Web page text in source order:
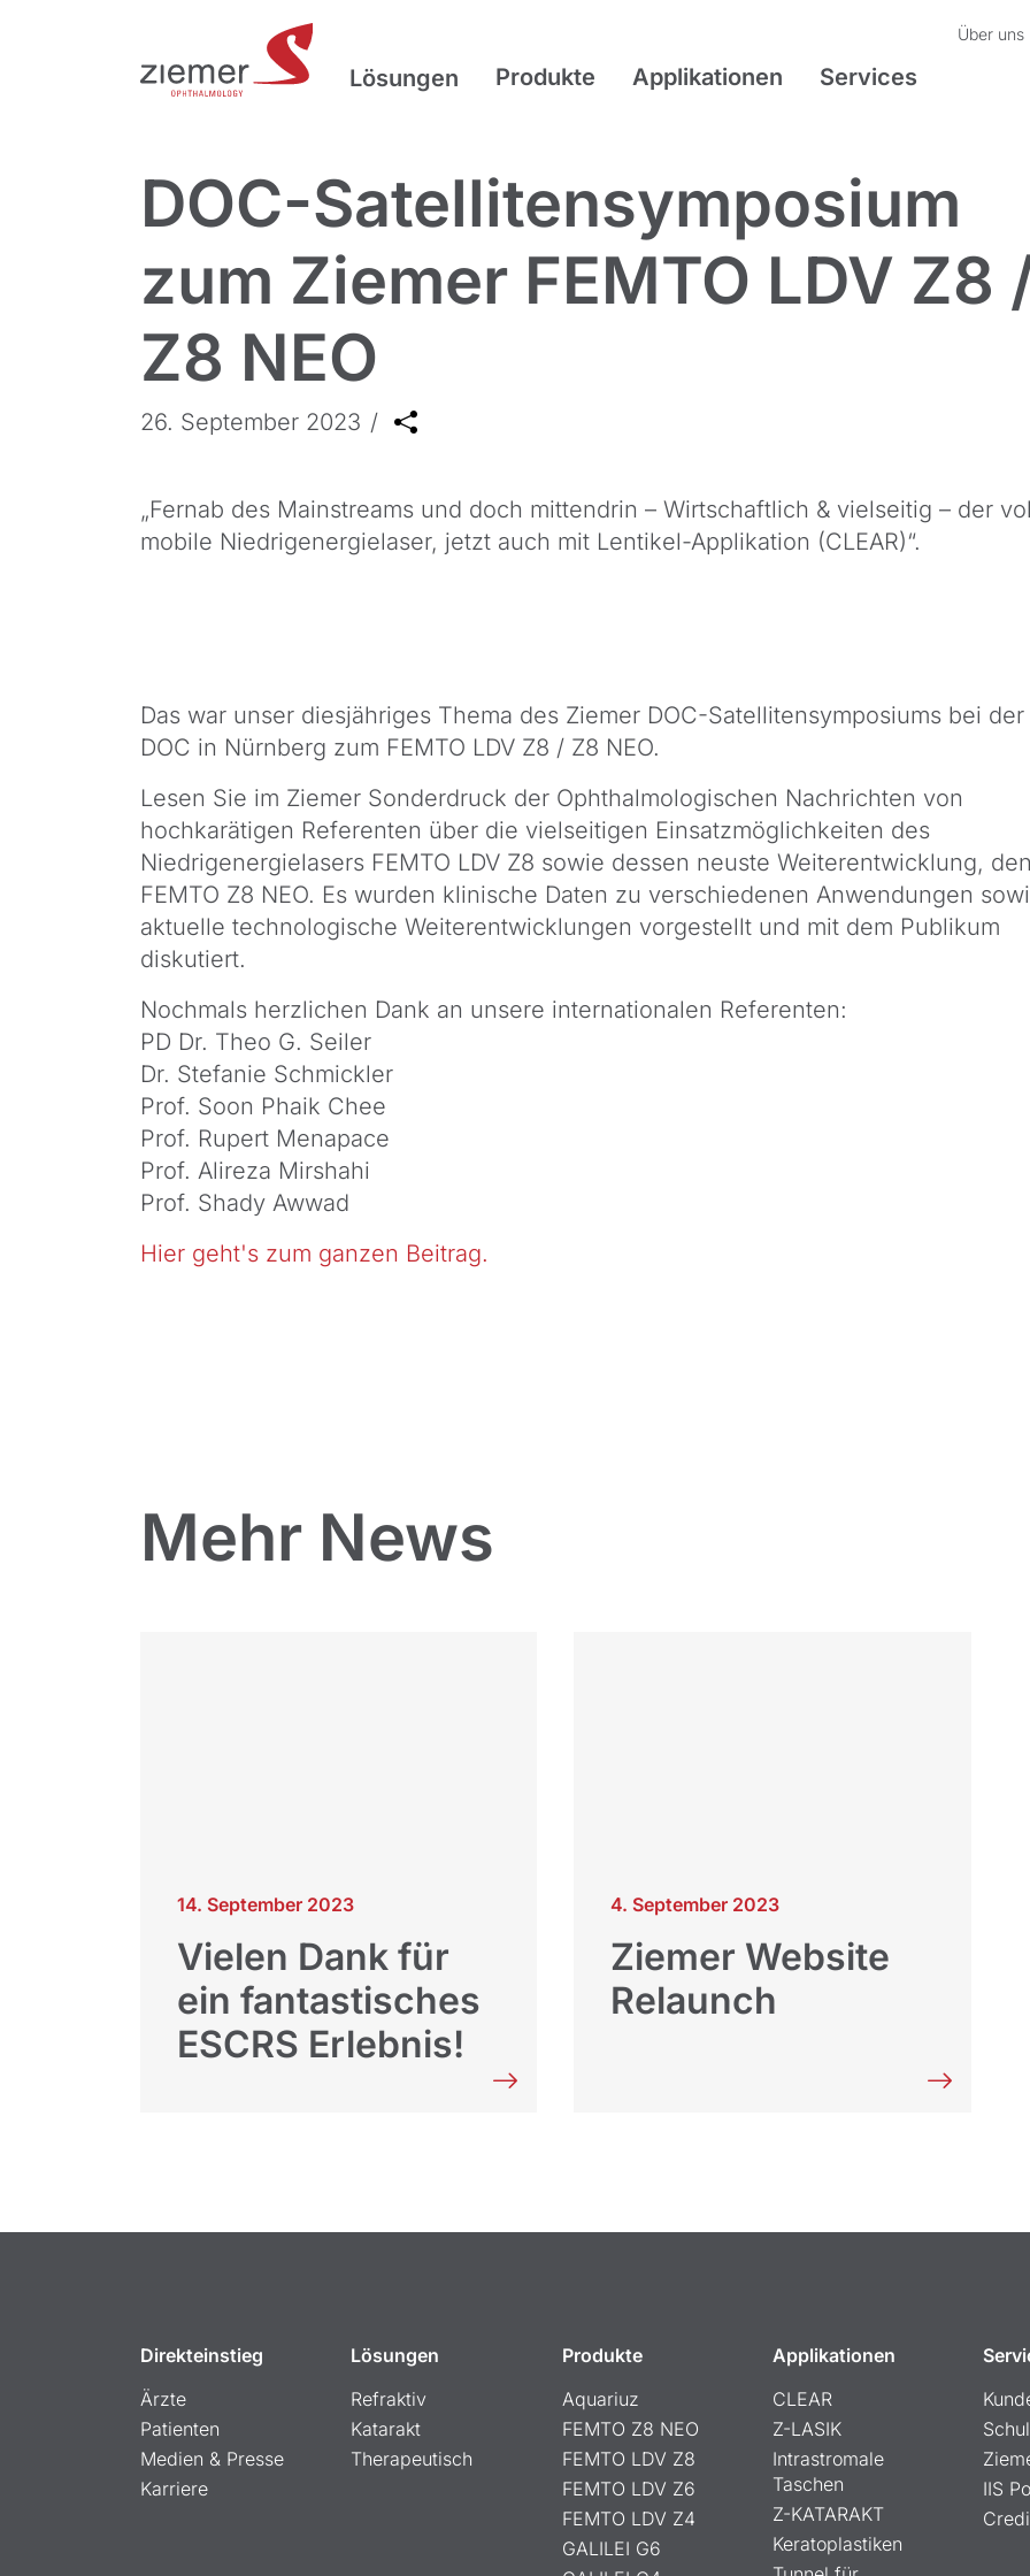
Über uns
Lösungen Produkte Applikationen Services
DOC-Satellitensymposium
zum Ziemer FEMTO LDV Z8
Z8 NEO
26. September 2023
„Fernab des Mainstreams und doch mittendrin – Wirtschaftlich & vielseitig – der
mobile Niedrigenergielaser, jetzt auch mit Lentikel-Applikation (CLEAR)“.
Das war unser diesjähriges Thema des Ziemer DOC-Satellitensymposiums bei der
DOC in Nürnberg zum FEMTO LDV Z8 / Z8 NEO.
Lesen Sie im Ziemer Sonderdruck der Ophthalmologischen Nachrichten von
hochkarätigen Referenten über die vielseitigen Einsatzmöglichkeiten des
Niedrigenergielasers FEMTO LDV Z8 sowie dessen neuste Weiterentwicklung,
FEMTO Z8 NEO. Es wurden klinische Daten zu verschiedenen Anwendungen
aktuelle technologische Weiterentwicklungen vorgestellt und mit dem Publikum
diskutiert.
Nochmals herzlichen Dank an unsere internationalen Referenten:
PD Dr. Theo G. Seiler
Dr. Stefanie Schmickler
Prof. Soon Phaik Chee
Prof. Rupert Menapace
Prof. Alireza Mirshahi
Prof. Shady Awwad
Hier geht's zum ganzen Beitrag.
Mehr News
14. September 2023
Vielen Dank für
ein fantastisches
ESCRS Erlebnis!
4. September 2023
Ziemer Website
Relaunch
Direkteinstieg
Ärzte
Patienten
Medien & Presse
Karriere
Lösungen
Refraktiv
Katarakt
Therapeutisch
Produkte
Aquariuz
FEMTO Z8 NEO
FEMTO LDV Z8
FEMTO LDV Z6
FEMTO LDV Z4
GALILEI G6
Applikationen
CLEAR
Z-LASIK
Intrastromale
Taschen
Z-KATARAKT
Keratoplastiken
IIS